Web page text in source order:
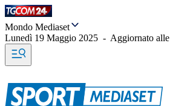
Mondo Mediaset
Lunedì 19 Maggio 2025 - Aggiornato alle